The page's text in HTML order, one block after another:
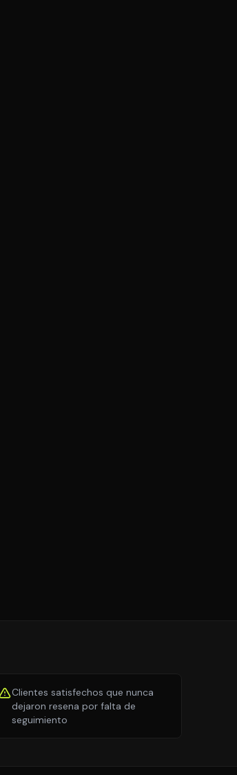
Clientes satisfechos que nunca
dejaron resena por falta de
seguimiento